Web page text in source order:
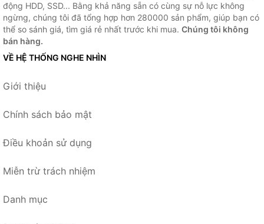
động HDD, SSD... Bằng khả năng sẵn có cùng sự nỗ lực không
ngừng, chúng tôi đã tổng hợp hơn 280000 sản phẩm, giúp bạn có
thể so sánh giá, tìm giá rẻ nhất trước khi mua. Chúng tôi không
bán hàng.
VỀ HỆ THỐNG NGHE NHÌN
Giới thiệu
Chính sách bảo mật
Điều khoản sử dụng
Miễn trừ trách nhiệm
Danh mục